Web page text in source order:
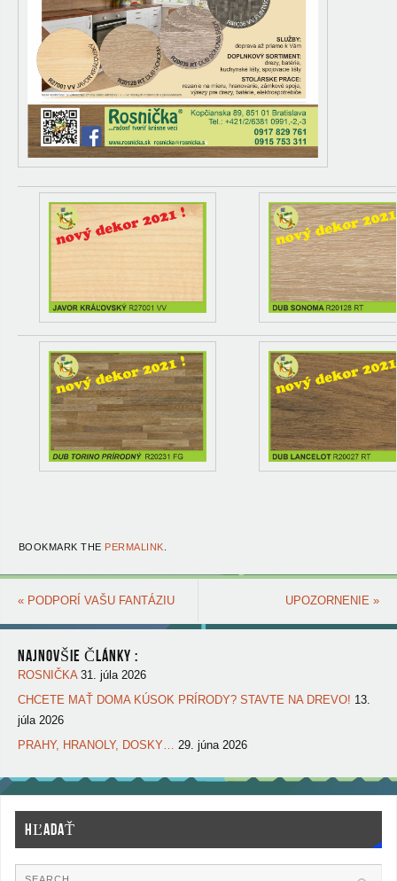
BOOKMARK THE PERMALINK
«PODPORÍ VAŠU FANTÁZIU UPOZORNENIE»
NAJNOVŠIE ČLÁNKY :
ROSNIČKA 31. júla 2026
CHCETE MAŤ DOMA KÚSOK PRÍRODY? STAVTE NA DREVO! 13.
júla 2026
PRAHY, HRANOLY, DOSKY…
29. júna 2026
HĽADAŤ